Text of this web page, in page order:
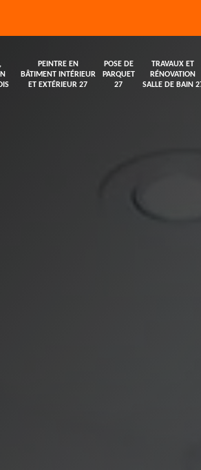
PEINTRE EN
BÂTIMENT INTÉRIEUR
ET EXTÉRIEUR 27
POSE DE
PARQUET
27
TRAVAUX ET
RÉNOVATION
SALLE DE BAIN